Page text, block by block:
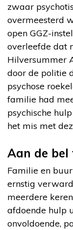
zwaar
overmeesterd
open GGZ-
overleefde dat
Hilversummer
door de politie
psychose
familie had
psychische
het mis met
Aan de bel
Familie en
ernstig
meerdere
afdoende hulp
onvoldoende,